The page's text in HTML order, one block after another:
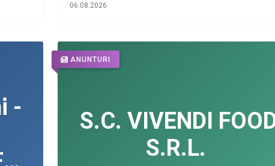
06.08.2026
ANUNTURI